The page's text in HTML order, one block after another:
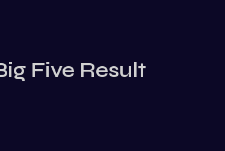
Five Result